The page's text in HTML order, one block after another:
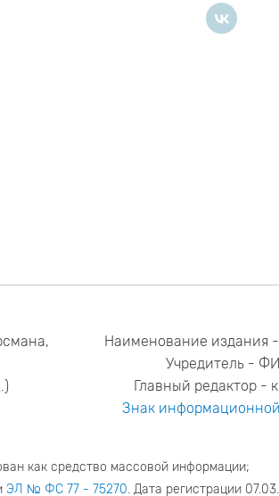
Наименование
Учредитель -
Главный редактор -
Знак
как средство массовой информации;
ЭЛ № ФС 77 - 75270. Дата регистрации